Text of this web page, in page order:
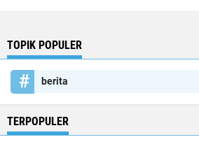
TOPIK POPULER
berita
TERPOPULER